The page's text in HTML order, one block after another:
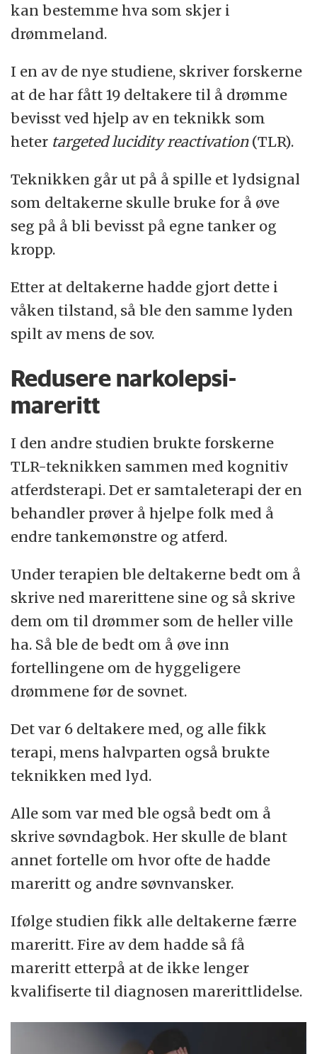
(Kilde:HelseNorge)
kan bestemme hva som skjer i
drømmeland.
I en av de nye studiene, skriver forskerne
at de har fått 19 deltakere til å drømme
bevisst ved hjelp av en teknikk som
heter targeted lucidity reactivation (TLR).
Teknikken går ut på å spille et lydsignal
som deltakerne skulle bruke for å øve
seg på å bli bevisst på egne tanker og
kropp.
Etter at deltakerne hadde gjort dette i
våken tilstand, så ble den samme lyden
spilt av mens de sov.
Redusere narkolepsi-
mareritt
I den andre studien brukte forskerne
TLR-teknikken sammen med kognitiv
atferdsterapi. Det er samtaleterapi der en
behandler prøver å hjelpe folk med å
endre tankemønstre og atferd.
Under terapien ble deltakerne bedt om å
skrive ned marerittene sine og så skrive
dem om til drømmer som de heller ville
ha. Så ble de bedt om å øve inn
fortellingene om de hyggeligere
drømmene før de sovnet.
Det var 6 deltakere med, og alle fikk
terapi, mens halvparten også brukte
teknikken med lyd.
Alle som var med ble også bedt om å
skrive søvndagbok. Her skulle de blant
annet fortelle om hvor ofte de hadde
mareritt og andre søvnvansker.
Ifølge studien fikk alle deltakerne færre
mareritt. Fire av dem hadde så få
mareritt etterpå at de ikke lenger
kvalifiserte til diagnosen marerittlidelse.